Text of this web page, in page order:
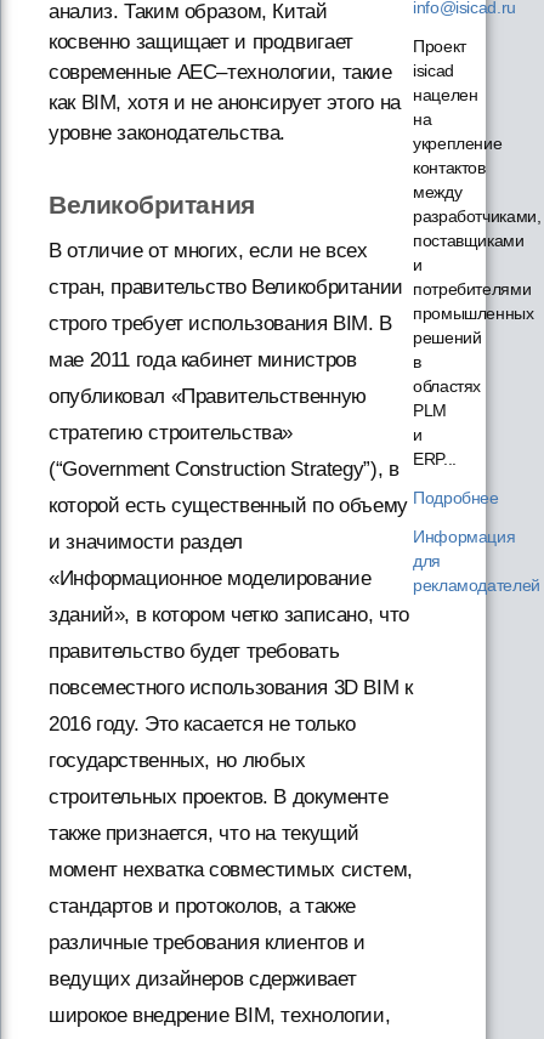
анализ. Таким образом, Китай
косвенно защищает и продвигает
современные AEC–технологии, такие
как BIM, хотя и не анонсирует этого на
уровне законодательства.
Великобритания
В отличие от многих, если не всех
стран, правительство Великобритании
строго требует использования BIM. В
мае 2011 года кабинет министров
опубликовал «Правительственную
стратегию строительства»
(“Government Construction Strategy”), в
которой есть существенный по объему
и значимости раздел
«Информационное моделирование
зданий», в котором четко записано, что
правительство будет требовать
повсеместного использования 3D BIM к
2016 году. Это касается не только
государственных, но любых
строительных проектов. В документе
также признается, что на текущий
момент нехватка совместимых систем,
стандартов и протоколов, а также
различные требования клиентов и
ведущих дизайнеров сдерживает
широкое внедрение BIM, технологии,
info@isicad.ru
Проект
isicad
нацелен
на
укрепление
контактов
между
разработчиками,
поставщиками
и
потребителями
промышленных
решений
в
областях
PLM
и
ERP...
Подробнее
Информация
для
рекламодателей